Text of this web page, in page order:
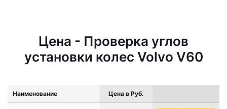
Цена - Проверка углов
установки колес Volvo V60
Наименование Цена в Руб.